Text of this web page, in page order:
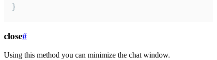
}
close#
Using this method you can minimize the chat window.